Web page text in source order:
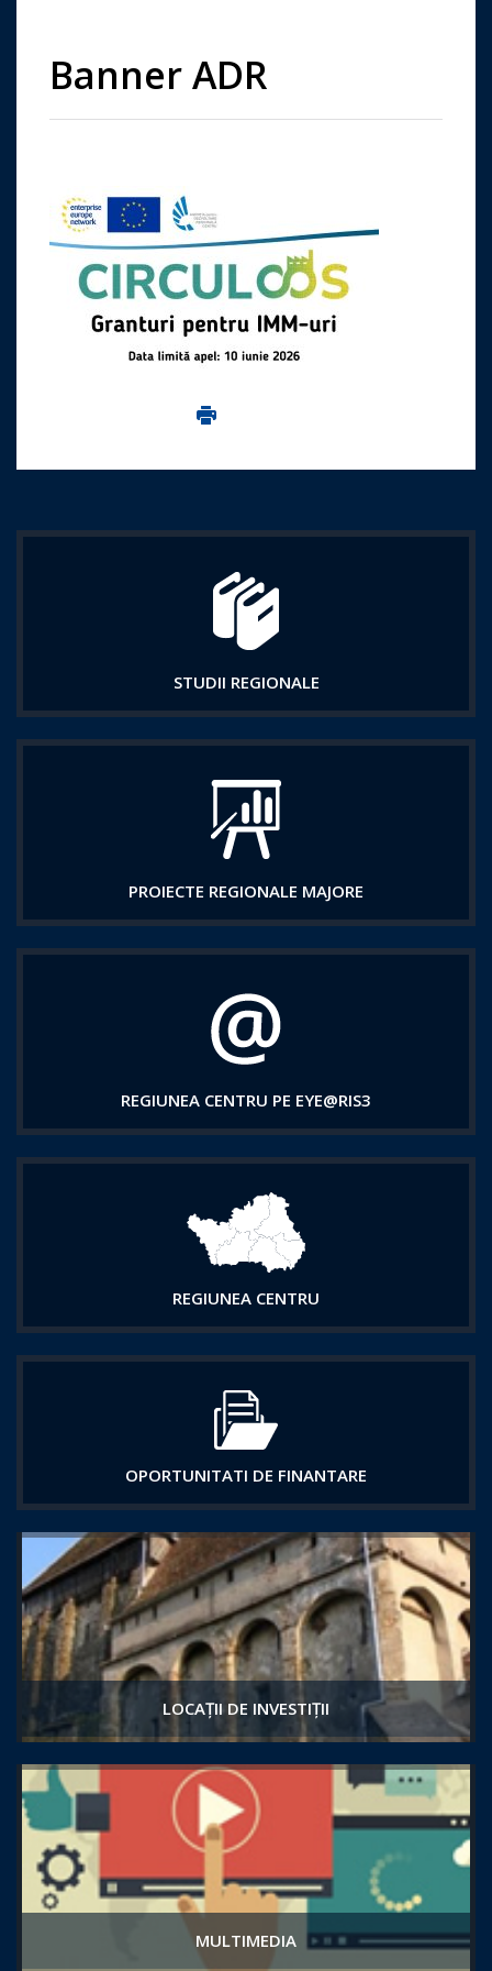
Banner ADR
Imprima aceasta pagina
STUDII REGIONALE
PROIECTE REGIONALE MAJORE
REGIUNEA CENTRU PE EYE@RIS3
REGIUNEA CENTRU
OPORTUNITATI DE FINANTARE
LOCAȚII DE INVESTIȚII
MULTIMEDIA